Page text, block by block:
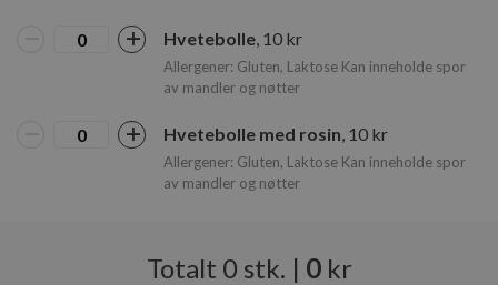
Hvetebolle , 10 kr
Allergener: Gluten, Laktose Kan inneholde spor
av mandler og nøtter
Hvetebolle med rosin , 10 kr
Allergener: Gluten, Laktose Kan inneholde spor
av mandler og nøtter
Totalt 0 stk. | 0kr
personvernregler